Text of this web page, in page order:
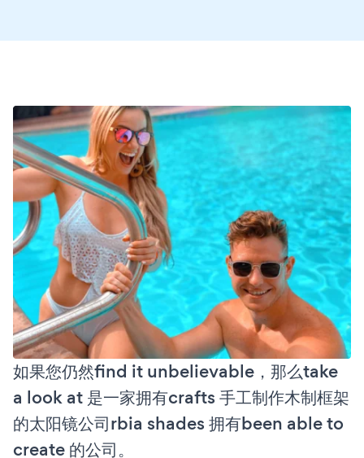
如果您仍然find it unbelievable，那么take
a look at 是一家拥有crafts 手工制作木制框架
的太阳镜公司rbia shades 拥有been able to
create 的公司。